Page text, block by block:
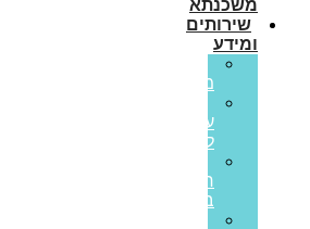
משכנתא
שירותים
ומידע
משכנתא
עצמי
למשכנתא
חוץ
בנקאית